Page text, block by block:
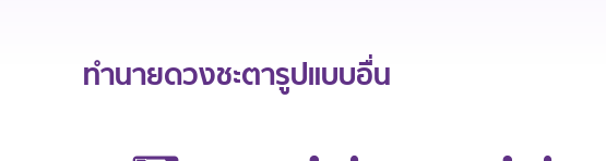
ทำนายดวงชะตารูปแบบอื่น